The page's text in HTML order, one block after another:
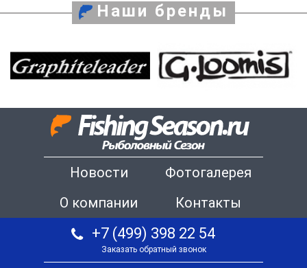
Наши бренды
Новости
Фотогалерея
О компании
Контакты
+7 (499) 398 22 54
Заказать обратный звонок